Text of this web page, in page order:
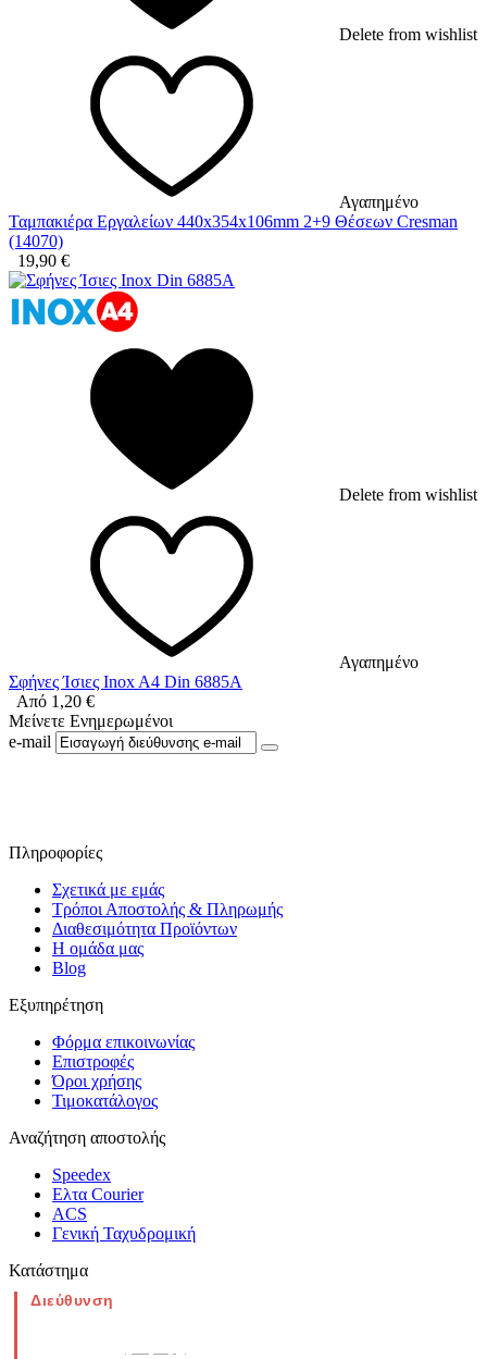
Delete from wishlist
Αγαπημένο
Ταμπακιέρα Εργαλείων 440x354x106mm 2+9 Θέσεων Cresman
(14070)
19,90 €
Delete from wishlist
Αγαπημένο
Σφήνες Ίσιες Inox A4 Din 6885A
Από 1,20 €
Μείνετε Ενημερωμένοι
e-mail
Πληροφορίες
Σχετικά με εμάς
Τρόποι Αποστολής & Πληρωμής
Διαθεσιμότητα Προϊόντων
Η ομάδα μας
Blog
Εξυπηρέτηση
Φόρμα επικοινωνίας
Επιστροφές
Όροι χρήσης
Τιμοκατάλογος
Αναζήτηση αποστολής
Speedex
Ελτα Courier
ACS
Γενική Ταχυδρομική
Κατάστημα
Διεύθυνση